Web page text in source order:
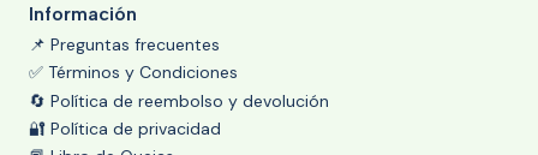
Información
📌 Preguntas frecuentes
✅ Términos y Condiciones
🔄 Política de reembolso y devolución
🔐 Política de privacidad